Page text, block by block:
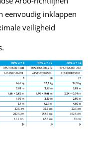
eenvoudig inklappen
veiligheid